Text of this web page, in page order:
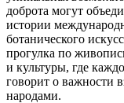
доброта могут
истории
ботанического
прогулка по
и культуры, где
говорит о важности
народами.